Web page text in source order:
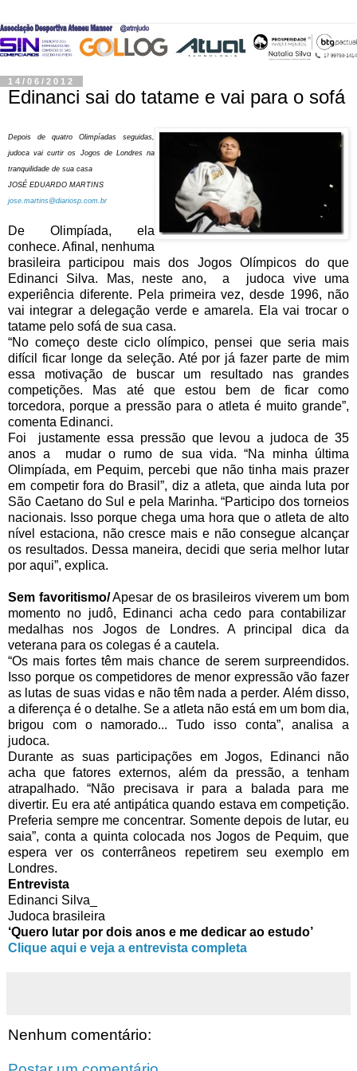
14/06/2012
Edinanci sai do tatame e vai para o sofá
Depois de quatro Olimpíadas seguidas,
judoca vai curtir os Jogos de Londres na
tranquilidade de sua casa
JOSÉ EDUARDO MARTINS
jose.martins@diariosp.com.br
De Olimpíada, ela
conhece. Afinal, nenhuma
brasileira participou mais dos Jogos Olímpicos do que
Edinanci Silva. Mas, neste ano, a judoca vive uma
experiência diferente. Pela primeira vez, desde 1996, não
vai integrar a delegação verde e amarela. Ela vai trocar o
tatame pelo sofá de sua casa.
“No começo deste ciclo olímpico, pensei que seria mais
difícil ficar longe da seleção. Até por já fazer parte de mim
essa motivação de buscar um resultado nas grandes
competições. Mas até que estou bem de ficar como
torcedora, porque a pressão para o atleta é muito grande”,
comenta Edinanci.
Foi justamente essa pressão que levou a judoca de 35
anos a mudar o rumo de sua vida. “Na minha última
Olimpíada, em Pequim, percebi que não tinha mais prazer
em competir fora do Brasil”, diz a atleta, que ainda luta por
São Caetano do Sul e pela Marinha. “Participo dos torneios
nacionais. Isso porque chega uma hora que o atleta de alto
nível estaciona, não cresce mais e não consegue alcançar
os resultados. Dessa maneira, decidi que seria melhor lutar
por aqui”, explica.
Sem favoritismo/Apesar de os brasileiros viverem um bom
momento no judô, Edinanci acha cedo para contabilizar
medalhas nos Jogos de Londres. A principal dica da
veterana para os colegas é a cautela.
“Os mais fortes têm mais chance de serem surpreendidos.
Isso porque os competidores de menor expressão vão fazer
as lutas de suas vidas e não têm nada a perder. Além disso,
a diferença é o detalhe. Se a atleta não está em um bom dia,
brigou com o namorado... Tudo isso conta”, analisa a
judoca.
Durante as suas participações em Jogos, Edinanci não
acha que fatores externos, além da pressão, a tenham
atrapalhado. “Não precisava ir para a balada para me
divertir. Eu era até antipática quando estava em competição.
Preferia sempre me concentrar. Somente depois de lutar, eu
saia”, conta a quinta colocada nos Jogos de Pequim, que
espera ver os conterrâneos repetirem seu exemplo em
Londres.
Entrevista
Edinanci Silva_
Judoca brasileira
‘Quero lutar por dois anos e me dedicar ao estudo’
Clique aqui e veja a entrevista completa
Nenhum comentário: